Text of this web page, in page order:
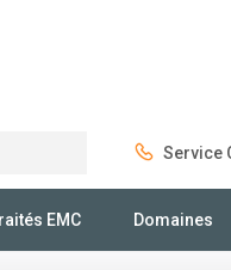
Service
EMC Domaines